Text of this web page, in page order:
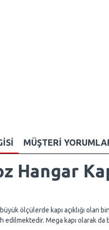
MÜŞTERI
Hangar
büyük ölçülerde kapı açıklığı olan
edilmektedir. Mega kapı olarak da